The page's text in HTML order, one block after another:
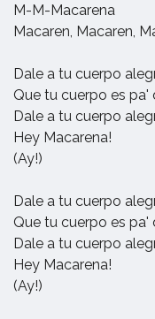
M-M-Macarena
Macaren, Macaren,
Dale a tu cuerpo
Que tu cuerpo es pa'
Dale a tu cuerpo
Hey Macarena!
(Ay!)
Dale a tu cuerpo
Que tu cuerpo es pa'
Dale a tu cuerpo
Hey Macarena!
(Ay!)